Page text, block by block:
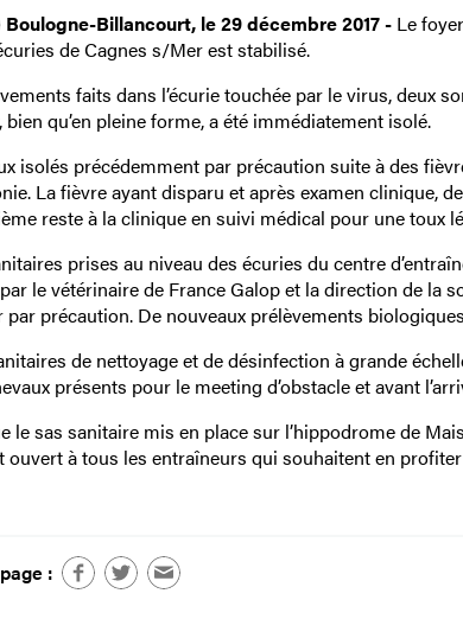
Billancourt, le 29 décembre 2017 - Le
de Cagnes s/Mer est stabilisé.
faits dans l’écurie touchée par le virus, deux
bien qu’en pleine forme, a été immédiatement isolé.
isolés précédemment par précaution suite à des
La fièvre ayant disparu et après examen clinique,
reste à la clinique en suivi médical pour une toux
prises au niveau des écuries du centre
le vétérinaire de France Galop et la direction de la
précaution. De nouveaux prélèvements
de nettoyage et de désinfection à grande
présents pour le meeting d’obstacle et avant
le sas sanitaire mis en place sur l’hippodrome de
ouvert à tous les entraîneurs qui souhaitent en
: